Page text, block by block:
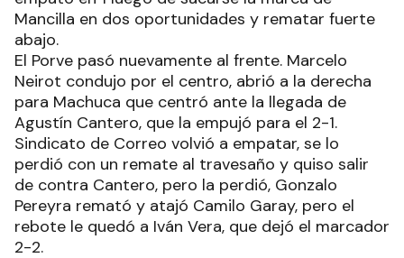
Mancilla en dos oportunidades y rematar fuerte
abajo.
El Porve pasó nuevamente al frente. Marcelo
Neirot condujo por el centro, abrió a la derecha
para Machuca que centró ante la llegada de
Agustín Cantero, que la empujó para el 2-1.
Sindicato de Correo volvió a empatar, se lo
perdió con un remate al travesaño y quiso salir
de contra Cantero, pero la perdió, Gonzalo
Pereyra remató y atajó Camilo Garay, pero el
rebote le quedó a Iván Vera, que dejó el marcador
2-2.